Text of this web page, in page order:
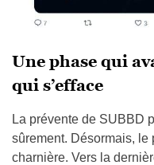
Une phase qui
qui s’efface
La prévente de SUBBD
sûrement. Désormais, le
charnière. Vers la